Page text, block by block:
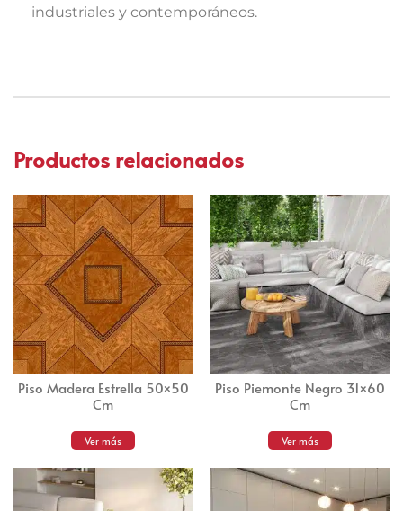
industriales y contemporáneos.
Productos relacionados
Piso Madera Estrella 50×50
Cm
Ver más
Piso Piemonte Negro 31×60
Cm
Ver más